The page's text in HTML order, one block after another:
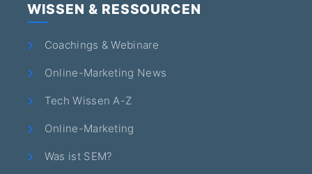
WISSEN & RESSOURCEN
Coachings & Webinare
Online-Marketing News
Tech Wissen A-Z
Online-Marketing
Was ist SEM?